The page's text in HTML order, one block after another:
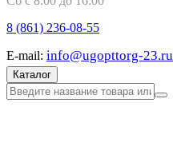
8 (861) 236-08-55
E-mail: info@ugopttorg-23.ru
Каталог